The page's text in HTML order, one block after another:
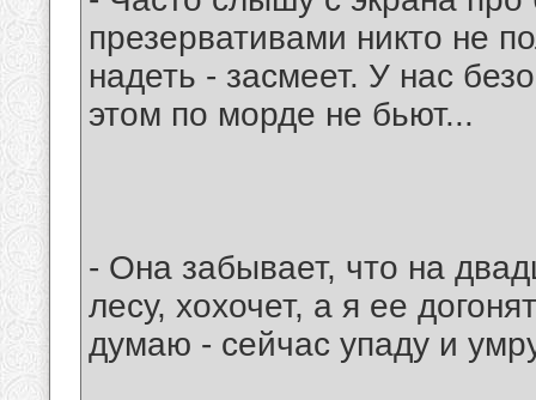
презервативами никто не
надеть - засмеет. У нас
этом по морде не бьют...
- Она забывает, что на
лесу, хохочет, а я ее
думаю - сейчас упаду и